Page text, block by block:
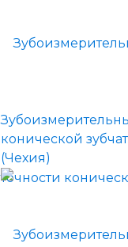
конической
(Чехия)